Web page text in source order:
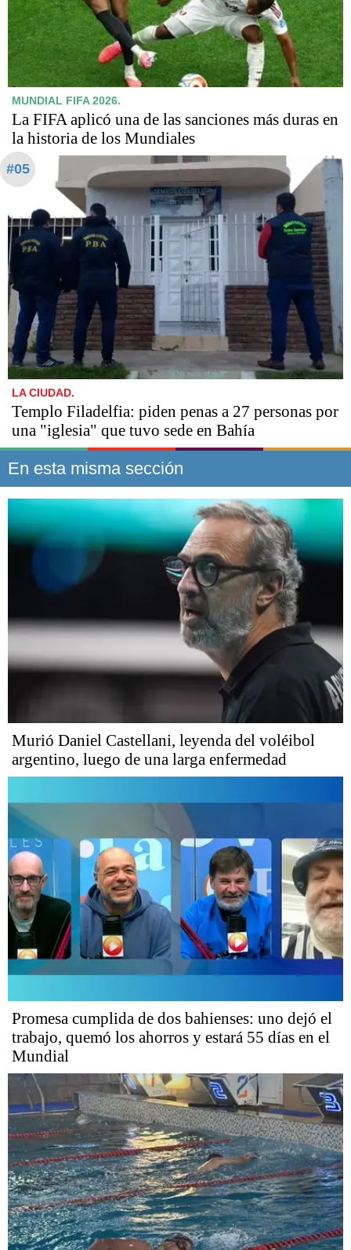
MUNDIAL FIFA 2026.
La FIFA aplicó una de las sanciones más duras en
la historia de los Mundiales
#05
LA CIUDAD.
​​​​​Templo Filadelfia: piden penas a 27 personas por
una "iglesia" que tuvo sede en Bahía
En esta misma sección
Murió Daniel Castellani, leyenda del voléibol
argentino, luego de una larga enfermedad
Promesa cumplida de dos bahienses: uno dejó el
trabajo, quemó los ahorros y estará 55 días en el
Mundial